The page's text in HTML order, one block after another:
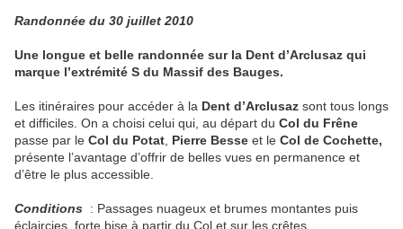
Randonnée du 30 juillet 2010
Une longue et belle randonnée sur la Dent d’Arclusaz qui
marque l’extrémité S du Massif des Bauges.
Les itinéraires pour accéder à la Dent d’Arclusaz sont tous longs
et difficiles. On a choisi celui qui, au départ du Col du Frêne
passe par le Col du Potat Pierre Besse et le Col de Cochette,
présente l’avantage d’offrir de belles vues en permanence et
d’être le plus accessible.
Conditions : Passages nuageux et brumes montantes puis
éclaircies, forte bise à partir du Col et sur les crêtes.